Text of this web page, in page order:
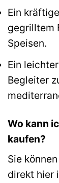
Ein
gegrilltem
Speisen.
Ein
Begleiter
Wo kann
kaufen?
Sie
direkt hier